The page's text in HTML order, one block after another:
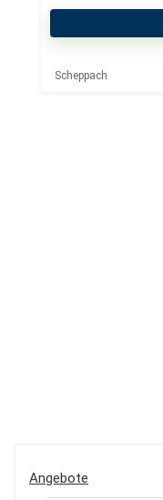
Scheppach
Angebote